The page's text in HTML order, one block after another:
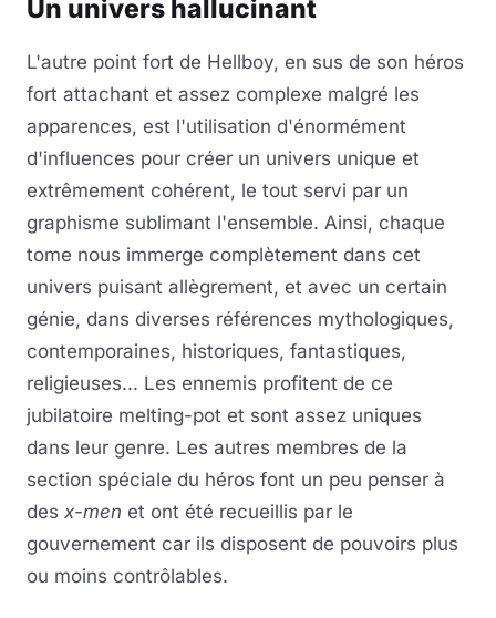
Un univers hallucinant
L'autre point fort de Hellboy, en sus de son héros
fort attachant et assez complexe malgré les
apparences, est l'utilisation d'énormément
d'influences pour créer un univers unique et
extrêmement cohérent, le tout servi par un
graphisme sublimant l'ensemble. Ainsi, chaque
tome nous immerge complètement dans cet
univers puisant allègrement, et avec un certain
génie, dans diverses références mythologiques,
contemporaines, historiques, fantastiques,
religieuses... Les ennemis profitent de ce
jubilatoire melting-pot et sont assez uniques
dans leur genre. Les autres membres de la
section spéciale du héros font un peu penser à
des x-men et ont été recueillis par le
gouvernement car ils disposent de pouvoirs plus
ou moins contrôlables.